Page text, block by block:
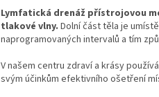
Lymfatická drenáž přístrojovou
tlakové vlny. Dolní část těla je
naprogramovaných intervalů a tím
V našem centru zdraví a krásy
svým účinkům efektivního ošetření